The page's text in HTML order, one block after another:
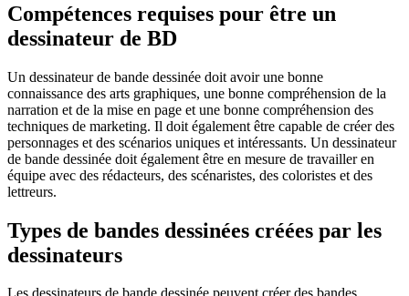
Compétences requises pour être un
dessinateur de BD
Un dessinateur de bande dessinée doit avoir une bonne
connaissance des arts graphiques, une bonne compréhension de la
narration et de la mise en page et une bonne compréhension des
techniques de marketing. Il doit également être capable de créer des
personnages et des scénarios uniques et intéressants. Un dessinateur
de bande dessinée doit également être en mesure de travailler en
équipe avec des rédacteurs, des scénaristes, des coloristes et des
lettreurs.
Types de bandes dessinées créées par les
dessinateurs